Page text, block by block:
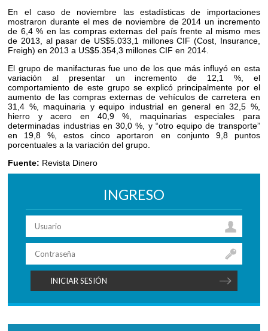
En el caso de noviembre las estadísticas de importaciones
mostraron durante el mes de noviembre de 2014 un incremento
de 6,4 % en las compras externas del país frente al mismo mes
de 2013, al pasar de US$5.033,1 millones CIF (Cost, Insurance,
Freigh) en 2013 a US$5.354,3 millones CIF en 2014.
El grupo de manifacturas fue uno de los que más influyó en esta
variación al presentar un incremento de 12,1 %, el
comportamiento de este grupo se explicó principalmente por el
aumento de las compras externas de vehículos de carretera en
31,4 %, maquinaria y equipo industrial en general en 32,5 %,
hierro y acero en 40,9 %, maquinarias especiales para
determinadas industrias en 30,0 %, y “otro equipo de transporte”
en 19,8 %, estos cinco aportaron en conjunto 9,8 puntos
porcentuales a la variación del grupo.
Fuente: Revista Dinero
INGRESO